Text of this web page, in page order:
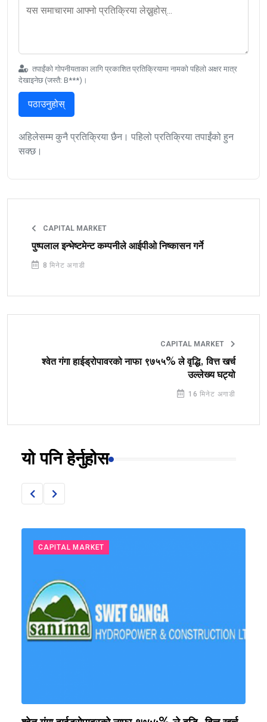
तपाईंको गोपनीयताका लागि प्रकाशित प्रतिक्रियामा नामको पहिलो अक्षर मात्र
देखाइनेछ (जस्तै: B***)।
पठाउनुहोस्
अहिलेसम्म कुनै प्रतिक्रिया छैन। पहिलो प्रतिक्रिया तपाईंको हुन
सक्छ।
CAPITAL MARKET
पुष्पलाल इन्भेष्टमेन्ट कम्पनीले आईपीओ निष्कासन गर्ने
8 मिनेट अगाडी
CAPITAL MARKET
श्वेत गंगा हाईड्रोपावरको नाफा ९७५५% ले वृद्धि, वित्त खर्च
उल्लेख्य घट्यो
16 मिनेट अगाडी
यो पनि हेर्नुहोस
CAPITAL MARKET